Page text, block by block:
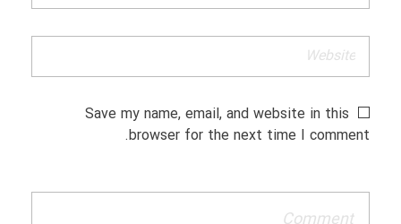
Save my name, email, and website in this
browser for the next time I comment.